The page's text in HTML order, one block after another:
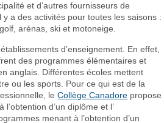
et d’autres fournisseurs de
a des activités pour toutes les saisons :
arénas, ski et motoneige.
d’enseignement. En effet,
des programmes élémentaires et
anglais. Différentes écoles mettent
ou les sports. Pour ce qui est de la
leCollège Canadore propose
d’un diplôme et l’
menant à l’obtention d’un